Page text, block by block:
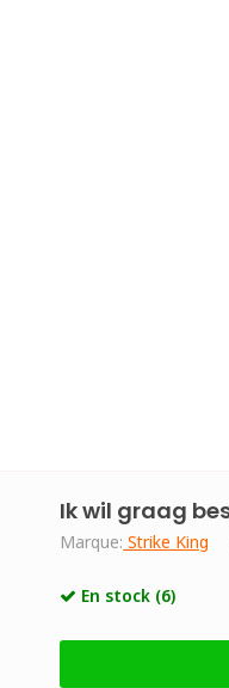
Ik wil graag
Marque: Strike King
En stock (6)